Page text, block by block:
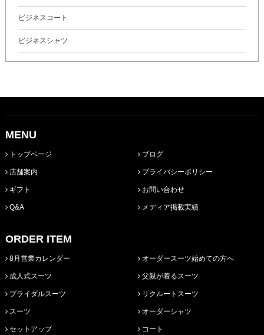
ビジネスコート
ビジネスシャツ
MENU
トップページ
店舗案内
ギフト
Q&A
ブログ
プライバシーポリシー
お問い合わせ
メディア掲載実績
ORDER ITEM
8月営業カレンダー
成人式スーツ
ブライダルスーツ
スーツ
セットアップ
オーダースーツ始めての方へ
父親が着るスーツ
リクルートスーツ
オーダーシャツ
コート